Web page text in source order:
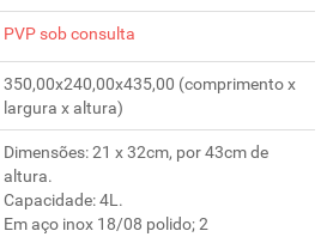
PVP sob consulta
350,00x240,00x435,00 (comprimento x
largura x altura)
Dimensões: 21 x 32cm, por 43cm de
altura.
Capacidade: 4L.
Em aço inox 18/08 polido; 2